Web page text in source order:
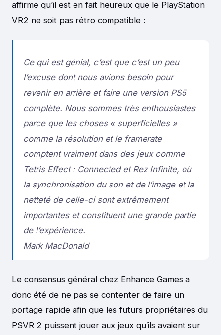
affirme qu’il est en fait heureux que le PlayStation
VR2 ne soit pas rétro compatible :
Ce qui est génial, c’est que c’est un peu
l’excuse dont nous avions besoin pour
revenir en arrière et faire une version PS5
complète. Nous sommes très enthousiastes
parce que les choses « superficielles »
comme la résolution et le framerate
comptent vraiment dans des jeux comme
Tetris Effect : Connected et Rez Infinite, où
la synchronisation du son et de l’image et la
netteté de celle-ci sont extrêmement
importantes et constituent une grande partie
de l’expérience.
Mark MacDonald
Le consensus général chez Enhance Games a
donc été de ne pas se contenter de faire un
portage rapide afin que les futurs propriétaires du
PSVR 2 puissent jouer aux jeux qu’ils avaient sur